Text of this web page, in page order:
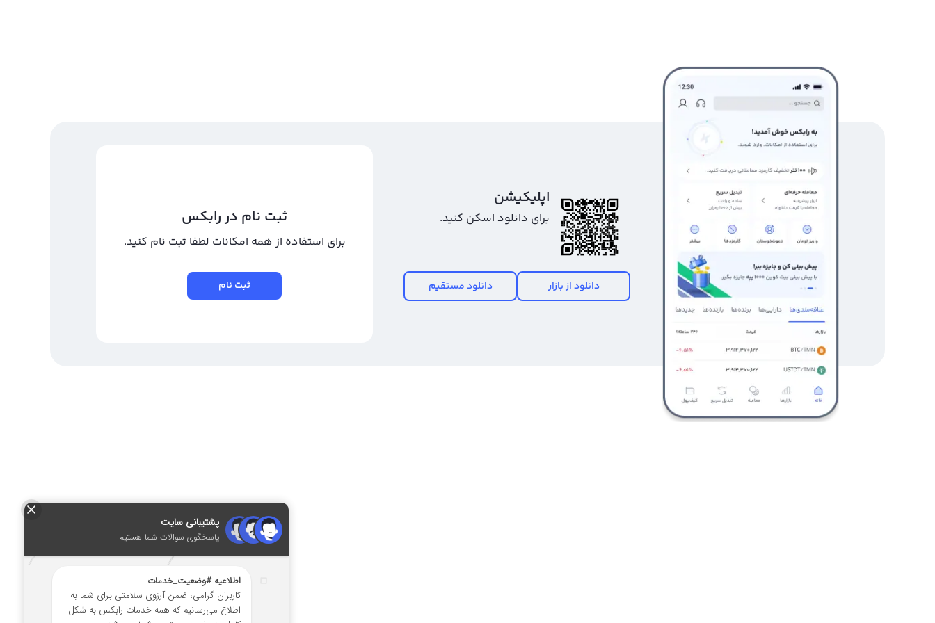
اپلیکیشن
برای دانلود اسکن کنید.
دانلود از بازار دانلود مستقیم
ثبت نام در رابکس
برای استفاده از همه امکانات لطفا ثبت نام کنید.
ثبت نام